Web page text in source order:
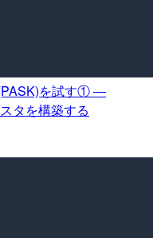
を試す① —
タを構築する